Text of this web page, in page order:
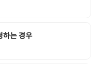
하는 경우